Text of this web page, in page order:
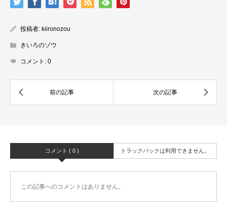
投稿者: kiironozou
きいろのゾウ
コメント: 0
コメント ( 0 ) トラックバックは利用できません。
この記事へのコメントはありません。